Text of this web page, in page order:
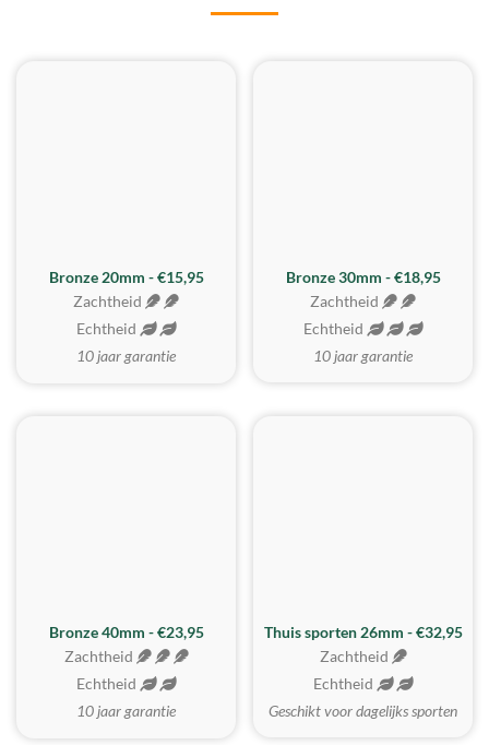
Bronze 20mm - €15,95
Zachtheid
Echtheid
10 jaar garantie
BESTE KOOP
Bronze 30mm - €18,95
Zachtheid
Echtheid
10 jaar garantie
Bronze 40mm - €23,95
Zachtheid
Echtheid
10 jaar garantie
Thuis sporten 26mm - €32,95
Zachtheid
Echtheid
Geschikt voor dagelijks sporten